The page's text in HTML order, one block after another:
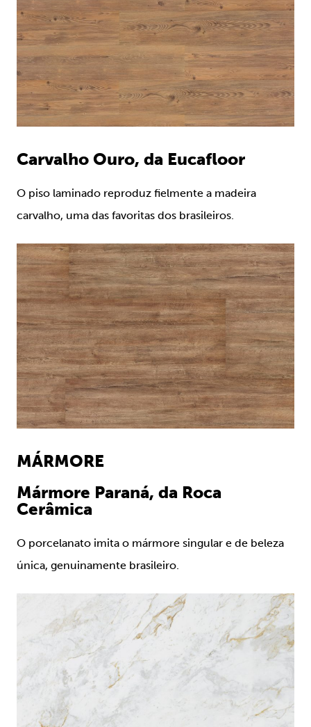
Carvalho Ouro, da Eucafloor
O piso laminado reproduz fielmente a madeira
carvalho, uma das favoritas dos brasileiros.
MÁRMORE
Mármore Paraná, da Roca
Cerâmica
O porcelanato imita o mármore singular e de beleza
única, genuinamente brasileiro.